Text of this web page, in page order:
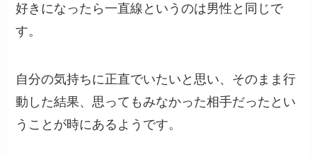
好きになったら一直線というのは男性と同じで
す。
自分の気持ちに正直でいたいと思い、そのまま行
動した結果、思ってもみなかった相手だったとい
うことが時にあるようです。